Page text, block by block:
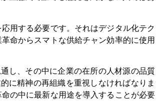
用する必要です。それはデジタル化テク
命からスマトな供給チャン効率的に使用
し、その中に企業の在所の人材源の品質
に精神の再組織を重視しなければなりま
の中に最新な用途を導入することが必要